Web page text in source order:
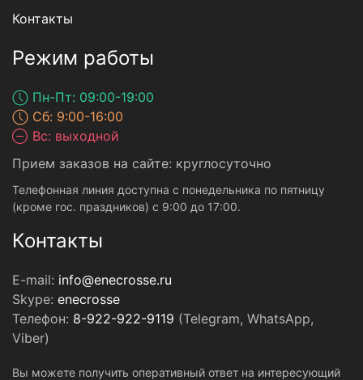
Контакты
Режим работы
Пн-Пт: 09:00-19:00
Сб: 9:00-16:00
Вс: выходной
Прием заказов на сайте: круглосуточно
Телефонная линия доступна с понедельника по пятницу
(кроме гос. праздников) с 9:00 до 17:00.
Контакты
E-mail: info@enecrosse.ru
Skype: enecrosse
Телефон: 8-922-922-9119 (Telegram, WhatsApp,
Viber)
Вы можете получить оперативный ответ на интересующий